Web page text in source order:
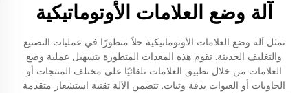
آلة وضع العلامات الأوتوماتيكية
تمثل آلة وضع العلامات الأوتوماتيكية حلاً متطورًا في عمليات التصنيع
والتغليف الحديثة. تقوم هذه المعدات المتطورة بتسهيل عملية وضع
العلامات من خلال تطبيق العلامات تلقائيًا على مختلف المنتجات أو
الحاويات أو العبوات بدقة وثبات. تتضمن الآلة تقنية استشعار متقدمة